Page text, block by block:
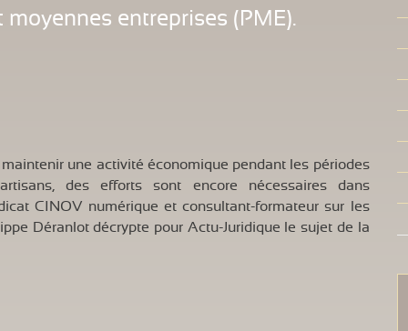
entreprises (PME).
une activité économique pendant les périodes
des efforts sont encore nécessaires dans
CINOV numérique et consultant-formateur sur les
Déranlot décrypte pour Actu-Juridique le sujet de la